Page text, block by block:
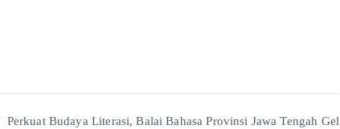
Perkuat Budaya Literasi, Balai Bahasa Provinsi Jawa Tengah Gel